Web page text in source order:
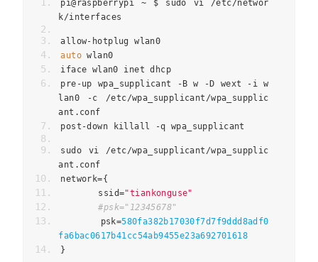
pi@raspberrypi ~ $ sudo vi /etc/networ
k/interfaces
allow- hotplug wlan0
auto wlan0
iface wlan0 inet dhcp
pre -up wpa_supplicant - B w - D wext - i w
lan0
-c /etc/wpa_supplicant /wpa_supplic
ant . conf
post -down killall -q wpa_supplicant
sudo vi /etc/wpa_supplicant /wpa_supplic
ant . conf
network={
	ssid
="tiankonguse"
#psk="12345678"
	psk
=580fa382b17030f7d7f9ddd8adf0
fa6bac0617b41cc54ab9455e23a692701618
}